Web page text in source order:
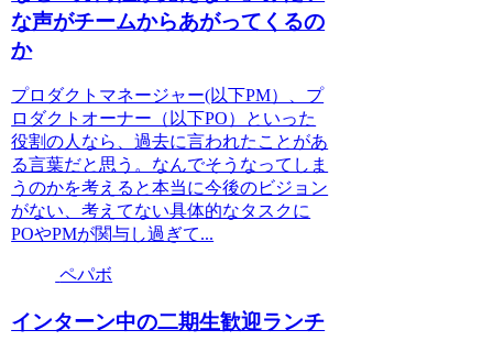
な声がチームからあがってくるの
か
プロダクトマネージャー(以下PM）、プ
ロダクトオーナー（以下PO）といった
役割の人なら、過去に言われたことがあ
る言葉だと思う。なんでそうなってしま
うのかを考えると本当に今後のビジョン
がない、考えてない具体的なタスクに
POやPMが関与し過ぎて...
ペパボ
インターン中の二期生歓迎ランチ